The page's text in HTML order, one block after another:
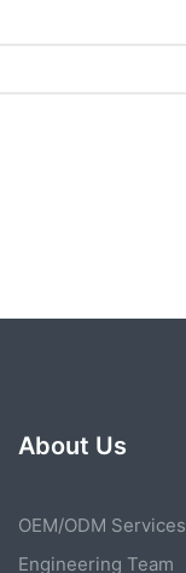
About Us
OEM/ODM Services
Engineering Team